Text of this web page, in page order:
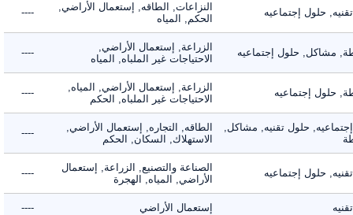
حلول إجتماعيه
النزاعات, الطاقه, إستعمال الأراضي,
الحكم, المياه
----
مشاكل, حلول إجتماعيه
الزراعة, إستعمال الأراضي,
الاحتياجات غير الملباه, المياه
----
حلول إجتماعيه
الزراعة, إستعمال الأراضي, المياه,
الاحتياجات غير الملباه, الحكم
----
حلول تقنيه, مشاكل,
الطاقه, التجاره, إستعمال الأراضي,
الاستهلاك, السكان, الحكم
----
حلول إجتماعيه
الصناعة والتصنيع, الزراعة, إستعمال
الأراضي, المياه, الهجرة
----
إستعمال الأراضي ----